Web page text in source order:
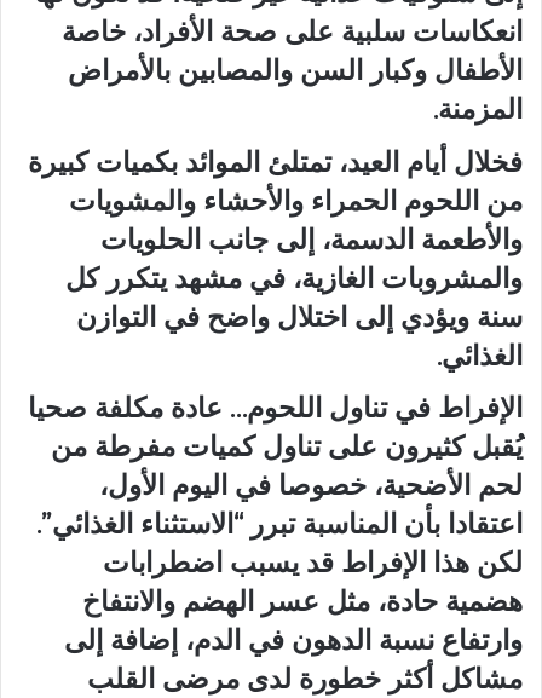
انعكاسات سلبية على صحة الأفراد، خاصة
الأطفال وكبار السن والمصابين بالأمراض
المزمنة.
فخلال أيام العيد، تمتلئ الموائد بكميات كبيرة
من اللحوم الحمراء والأحشاء والمشويات
والأطعمة الدسمة، إلى جانب الحلويات
والمشروبات الغازية، في مشهد يتكرر كل
سنة ويؤدي إلى اختلال واضح في التوازن
الغذائي.
الإفراط في تناول اللحوم… عادة مكلفة صحيا
يُقبل كثيرون على تناول كميات مفرطة من
لحم الأضحية، خصوصا في اليوم الأول،
اعتقادا بأن المناسبة تبرر “الاستثناء الغذائي”.
لكن هذا الإفراط قد يسبب اضطرابات
هضمية حادة، مثل عسر الهضم والانتفاخ
وارتفاع نسبة الدهون في الدم، إضافة إلى
مشاكل أكثر خطورة لدى مرضى القلب